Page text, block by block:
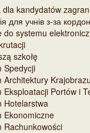
dla kandydatów
для учнів з-за
do systemu
szkołę
Spedycji
Architektury Krajobrazu
Eksploatacji Portów i
Hotelarstwa
Ekonomiczne
Rachunkowości